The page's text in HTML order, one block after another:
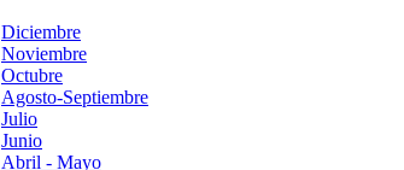
Diciembre
Noviembre
Octubre
Agosto-Septiembre
Julio
Junio
Abril - Mayo